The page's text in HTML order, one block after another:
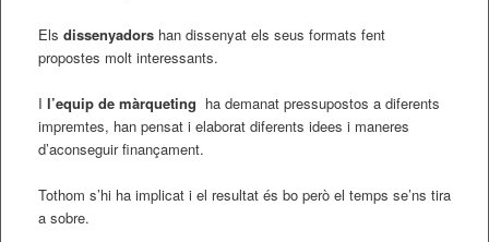
Els dissenyadorshan dissenyat els seus formats fent
propostes molt interessants.
I l’equip de màrqueting ha demanat pressupostos a diferents
impremtes, han pensat i elaborat diferents idees i maneres
d’aconseguir finançament.
Tothom s’hi ha implicat i el resultat és bo però el temps se’ns tira
a sobre.